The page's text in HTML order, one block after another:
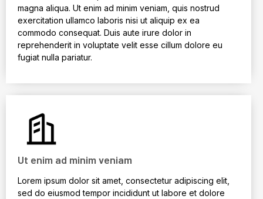
magna aliqua. Ut enim ad minim veniam, quis nostrud
exercitation ullamco laboris nisi ut aliquip ex ea
commodo consequat. Duis aute irure dolor in
reprehenderit in voluptate velit esse cillum dolore eu
fugiat nulla pariatur.
Ut enim ad minim veniam
Lorem ipsum dolor sit amet, consectetur adipiscing elit,
sed do eiusmod tempor incididunt ut labore et dolore